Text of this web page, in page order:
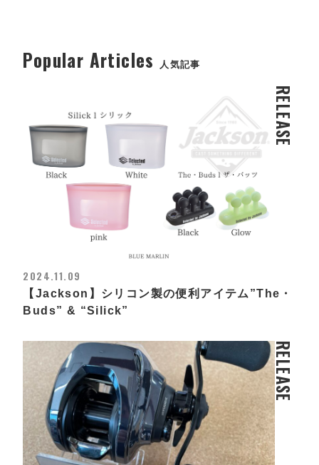
Popular Articles 人気記事
RELEASE
2024.11.09
【Jackson】シリコン製の便利アイテム”The・
Buds” & “Silick”
RELEASE